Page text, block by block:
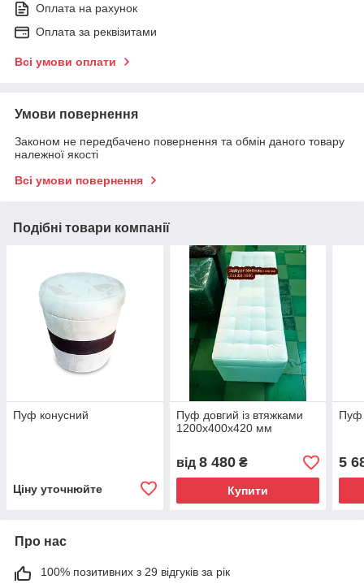
Оплата на рахунок
Оплата за реквізитами
Всі умови оплати
Умови повернення
Законом не передбачено повернення та обмін даного товару
належної якості
Всі умови повернення
Подібні товари компанії
Пуф конусний
Ціну уточнюйте
Пуф довгий із втяжками
1200х400х420 мм
від 8 480₴
Купити
Пуф
5
Про нас
100% позитивних з 29 відгуків за рік